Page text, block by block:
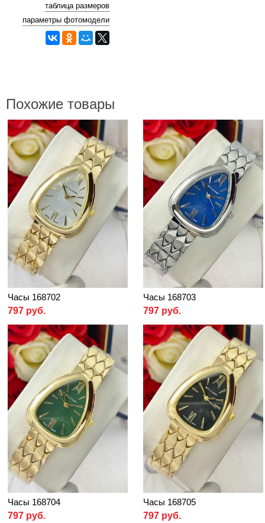
таблица размеров
параметры фотомодели
Похожие товары
Часы 168702
797 руб.
Часы 168703
797 руб.
Часы 168704
797 руб.
Часы 168705
797 руб.